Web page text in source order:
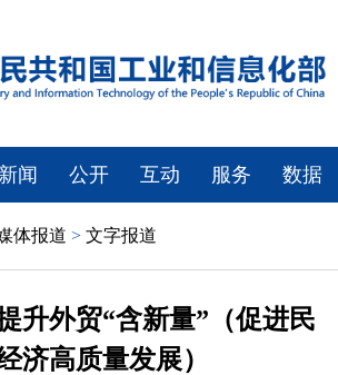
新闻 公开 互动 服务 数据
体报道 > 文字报道
升外贸“含新量”（促进民
济高质量发展）